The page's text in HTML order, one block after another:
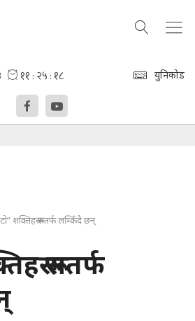
युनिकोड
शक्तिहरू रूसतर्फ लम्किँदै छन्
रूसतर्फ